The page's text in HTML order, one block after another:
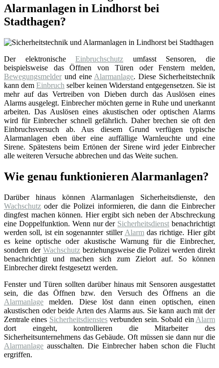
Alarmanlagen in Lindhorst bei
Stadthagen?
Der elektronischeEinbruchschutz umfasst Sensoren, die
beispielsweise das Öffnen von Türen oder Fenstern melden,
Bewegungsmelder und eine Alarmanlage. Diese Sicherheitstechnik
kann dem Einbruch selber keinen Widerstand entgegensetzen. Sie ist
mehr auf das Vertreiben von Dieben durch das Auslösen eines
Alarms ausgelegt. Einbrecher möchten gerne in Ruhe und unerkannt
arbeiten. Das Auslösen eines akustischen oder optischen Alarms
wird für Einbrecher schnell gefährlich. Daher brechen sie oft den
Einbruchsversuch ab. Aus diesem Grund verfügen typische
Alarmanlagen eben über eine auffällige Warnleuchte und eine
Sirene. Spätestens beim Ertönen der Sirene wird jeder Einbrecher
alle weiteren Versuche abbrechen und das Weite suchen.
Wie genau funktionieren Alarmanlagen?
Darüber hinaus können Alarmanlagen Sicherheitsdienste, den
Wachschutz oder die Polizei informieren, die dann die Einbrecher
dingfest machen können. Hier ergibt sich neben der Abschreckung
eine Doppelfunktion. Wenn nur der Sicherheitsdienst benachrichtigt
werden soll, ist ein sogenannter stiller Alarmdas richtige. Hier gibt
es keine optische oder akustische Warnung für die Einbrecher,
sondern der Wachschutzbeziehungsweise die Polizei werden direkt
benachrichtigt und machen sich zum Zielort auf. So können
Einbrecher direkt festgesetzt werden.
Fenster und Türen sollten darüber hinaus mit Sensoren ausgestattet
sein, die das Öffnen bzw. den Versuch des Öffnens an die
Alarmanlage melden. Diese löst dann einen optischen, einen
akustischen oder beide Arten des Alarms aus. Sie kann auch mit der
Zentrale eines Sicherheitsdienstesverbunden sein. Sobald ein Alarm
dort eingeht, kontrollieren die Mitarbeiter des
Sicherheitsunternehmens das Gebäude. Oft müssen sie dann nur die
Alarmanlage ausschalten. Die Einbrecher haben schon die Flucht
ergriffen.